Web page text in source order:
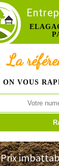
La
ON VOUS
Prix